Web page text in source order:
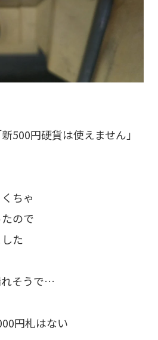
500円硬貨は使えません」
ちゃ
ので
た
れそうで…
円札はない